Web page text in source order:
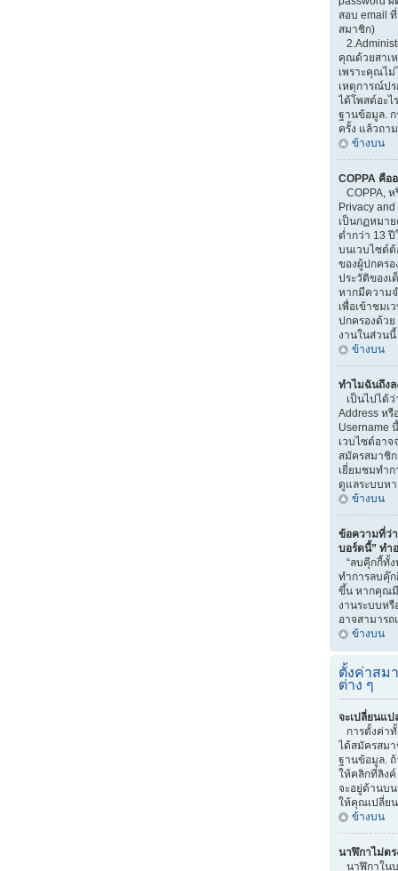
สอบ email
สมาชิก)
คุณด้วยสาเ
เพราะคุณไม่
เหตุการณ์ป
ได้โพสต์อะไ
ฐานข้อมูล.
ครั้ง แล้วถา
ข้างบน
COPPA คือ
COPPA, ห
Privacy and
เป็นกฏหมา
ต่ำกว่า 13 ปี
บนเวบไซต์
ของผู้ปกคร
ประวัติของเ
หากมีความ
เพื่อเข้าชมเ
ปกครองด้วย
งานในส่วนนี้
ข้างบน
ทำไมฉันถึงล
เป็นไปได้
Address ห
Username
เวบไซต์อาจ
สมัครสมาชิก
เยี่ยมชมทำ
ดูแลระบบห
ข้างบน
ข้อความที่ว่
บอร์ดนี้” ทำ
“ลบคุีกกี้ทั้ง
ทำการลบคุ๊
ขึ้น หากคุณมี
งานระบบหรื
อาจสามาร
ข้างบน
ตั้งค่าสม
ต่าง ๆ
จะเปลี่ยนแป
การตั้งค่า
ได้สมัครสมา
ฐานข้อมูล. ถ้
ให้คลิกที่ลิง
จะอยู่ด้านบ
ให้คุณเปลี่ย
ข้างบน
นาฬิกาไม่ตร
นาฬิกาใน